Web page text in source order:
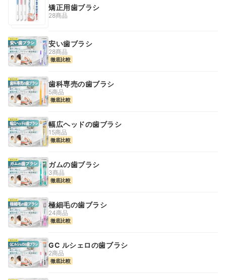
矯正用歯ブラシ
28商品
安い歯ブラシ
28商品
徹底比較
歯科専売の歯ブラシ
5商品
徹底比較
幅広ヘッドの歯ブラシ
15商品
徹底比較
ガムの歯ブラシ
3商品
徹底比較
極細毛の歯ブラシ
24商品
徹底比較
GC ルシェロの歯ブラシ
2商品
徹底比較